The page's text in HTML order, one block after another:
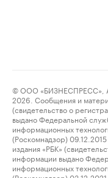
© ООО «БИЗНЕСПРЕСС»,
2026. Сообщения и
(свидетельство о
выдано Федеральной
информационных
(Роскомнадзор)
издания «РБК»
информации выдано
информационных